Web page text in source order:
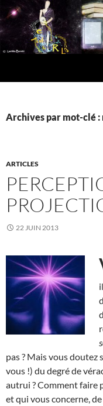
Aller
au
contenu
Archives par mot-clé :
ARTICLES
22 JUIN 2013
pas ? Mais vous doutez
vous !) du degré de
autrui ? Comment faire
et qui vous concerne, de